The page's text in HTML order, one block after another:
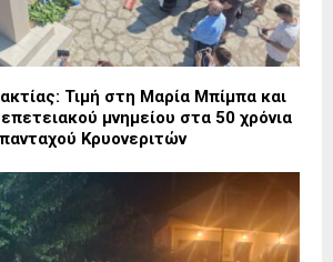
Τιμή στη Μαρία Μπίμπα και
μνημείου στα 50 χρόνια
Κρυονεριτών